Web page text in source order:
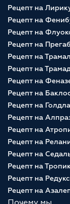
Рецепт на
Рецепт на
Рецепт на
Рецепт на
Рецепт на Трамал
Рецепт на
Рецепт на
Рецепт на
Рецепт на
Рецепт на
Рецепт на
Рецепт на
Рецепт на
Рецепт на
Рецепт на
Рецепт на